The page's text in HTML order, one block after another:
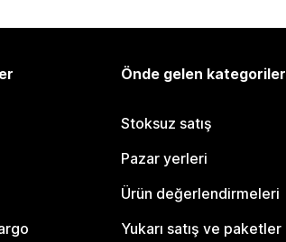
Önde gelen kategoriler
Stoksuz satış
Pazar yerleri
Ürün değerlendirmeleri
Yukarı satış ve paketler